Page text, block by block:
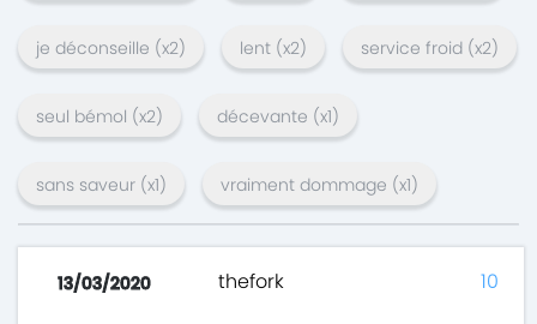
je déconseille (x2) lent (x2) service froid (x2)
seul bémol (x2) décevante (x1)
sans saveur (x1) vraiment dommage (x1)
13/03/2020 thefork 10